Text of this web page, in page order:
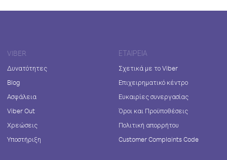
VIBER
Δυνατότητες
Blog
Ασφάλεια
Viber Out
Χρεώσεις
Υποστήριξη
ΕΤΑΙΡΕΊΑ
Σχετικά με το Viber
Επιχειρηματικό κέντρο
Ευκαιρίες συνεργασίας
Όροι και Προϋποθέσεις
Πολιτική απορρήτου
Customer Complaints Code